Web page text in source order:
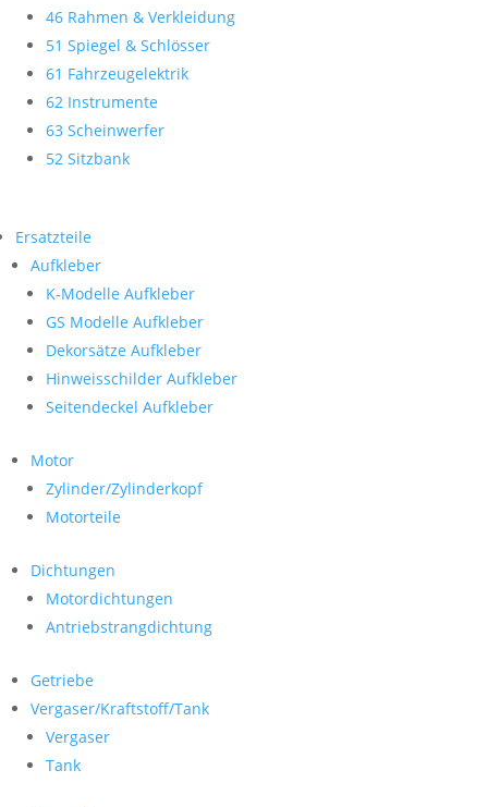
46 Rahmen & Verkleidung
51 Spiegel & Schlösser
61 Fahrzeugelektrik
62 Instrumente
63 Scheinwerfer
52 Sitzbank
Ersatzteile
Aufkleber
K-Modelle Aufkleber
GS Modelle Aufkleber
Dekorsätze Aufkleber
Hinweisschilder Aufkleber
Seitendeckel Aufkleber
Motor
Zylinder/Zylinderkopf
Motorteile
Dichtungen
Motordichtungen
Antriebstrangdichtung
Getriebe
Vergaser/Kraftstoff/Tank
Vergaser
Tank